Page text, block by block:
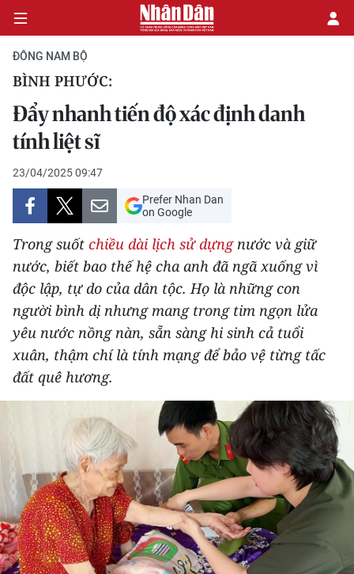
CHÍNH TRỊ
KINH TẾ
VĂN HÓA
XÃ HỘI
PHÁP LUẬT
DU LỊCH
THẾ GIỚI
THỂ THAO
GIÁO DỤC
Y TẾ
KHOA HỌC - CÔNG NGHỆ
MÔI TRƯỜNG
BẠN ĐỌC
ĐÔNG NAM BỘ
BÌNH PHƯỚC:
Đẩy nhanh tiến độ xác định danh
tính liệt sĩ
23/04/2025 09:47
Prefer Nhan Dan
on Google
Trong suốt chiều dài lịch sử dựng nước và giữ
nước, biết bao thế hệ cha anh đã ngã xuống vì
độc lập, tự do của dân tộc. Họ là những con
người bình dị nhưng mang trong tim ngọn lửa
yêu nước nồng nàn, sẵn sàng hi sinh cả tuổi
xuân, thậm chí là tính mạng để bảo vệ từng tấc
đất quê hương.